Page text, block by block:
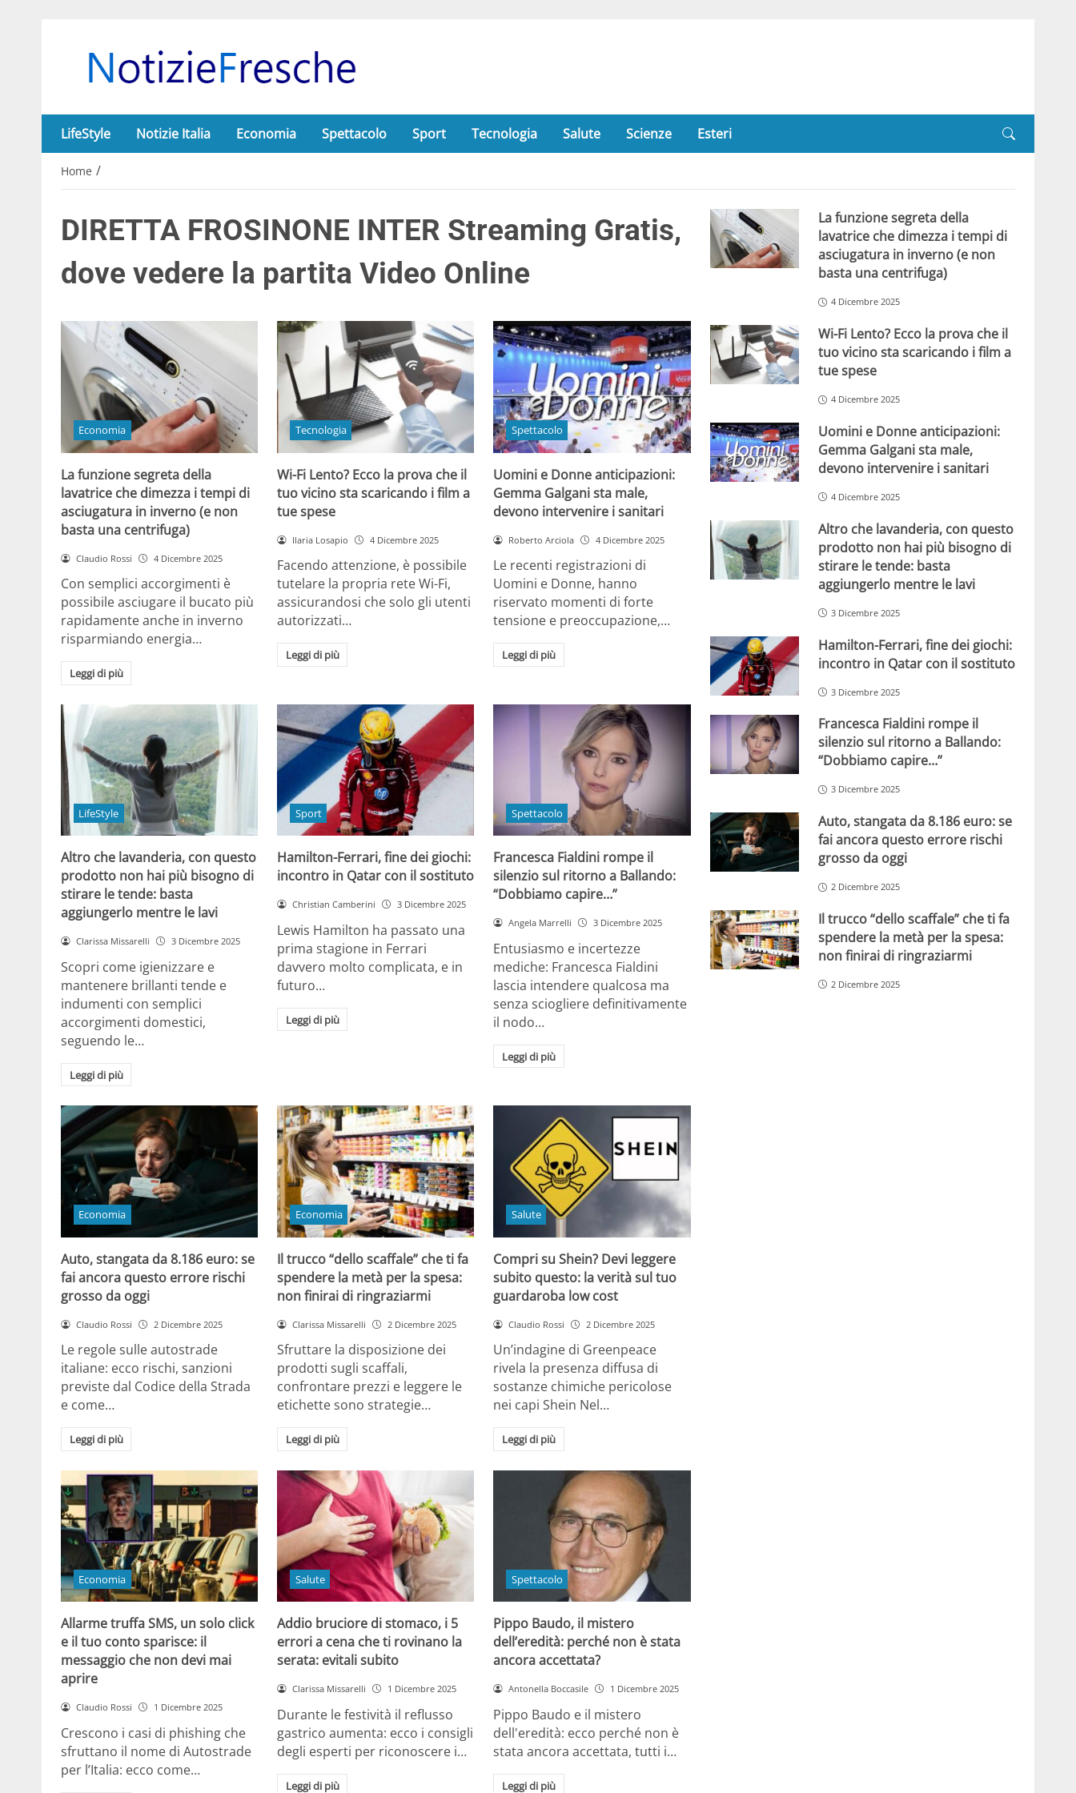
LifeStyle Notizie Italia Economia Spettacolo Sport Tecnologia Salute Scienze Esteri
Home /
DIRETTA FROSINONE INTER Streaming Gratis,
dove vedere la partita Video Online
Economia
La funzione segreta della
lavatrice che dimezza i tempi di
asciugatura in inverno (e non
basta una centrifuga)
Claudio Rossi 4 Dicembre 2025
Con semplici accorgimenti è
possibile asciugare il bucato più
rapidamente anche in inverno
risparmiando energia…
Leggi di più
Tecnologia
Wi-Fi Lento? Ecco la prova che il
tuo vicino sta scaricando i film a
tue spese
Ilaria Losapio 4 Dicembre 2025
Facendo attenzione, è possibile
tutelare la propria rete Wi-Fi,
assicurandosi che solo gli utenti
autorizzati…
Leggi di più
Spettacolo
Uomini e Donne anticipazioni:
Gemma Galgani sta male,
devono intervenire i sanitari
Roberto Arciola 4 Dicembre 2025
Le recenti registrazioni di
Uomini e Donne, hanno
riservato momenti di forte
tensione e preoccupazione,…
Leggi di più
LifeStyle
Altro che lavanderia, con questo
prodotto non hai più bisogno di
stirare le tende: basta
aggiungerlo mentre le lavi
Clarissa Missarelli 3 Dicembre 2025
Scopri come igienizzare e
mantenere brillanti tende e
indumenti con semplici
accorgimenti domestici,
seguendo le…
Leggi di più
Sport
Hamilton-Ferrari, fine dei giochi:
incontro in Qatar con il sostituto
Christian Camberini 3 Dicembre 2025
Lewis Hamilton ha passato una
prima stagione in Ferrari
davvero molto complicata, e in
futuro…
Leggi di più
Spettacolo
Francesca Fialdini rompe il
silenzio sul ritorno a Ballando:
“Dobbiamo capire…”
Angela Marrelli 3 Dicembre 2025
Entusiasmo e incertezze
mediche: Francesca Fialdini
lascia intendere qualcosa ma
senza sciogliere definitivamente
il nodo…
Leggi di più
Economia
Auto, stangata da 8.186 euro: se
fai ancora questo errore rischi
grosso da oggi
Claudio Rossi 2 Dicembre 2025
Le regole sulle autostrade
italiane: ecco rischi, sanzioni
previste dal Codice della Strada
e come…
Leggi di più
Economia
Il trucco “dello scaffale” che ti fa
spendere la metà per la spesa:
non finirai di ringraziarmi
Clarissa Missarelli 2 Dicembre 2025
Sfruttare la disposizione dei
prodotti sugli scaffali,
confrontare prezzi e leggere le
etichette sono strategie…
Leggi di più
Salute
Compri su Shein? Devi leggere
subito questo: la verità sul tuo
guardaroba low cost
Claudio Rossi 2 Dicembre 2025
Un’indagine di Greenpeace
rivela la presenza diffusa di
sostanze chimiche pericolose
nei capi Shein Nel…
Leggi di più
Economia
Allarme truffa SMS, un solo click
e il tuo conto sparisce: il
messaggio che non devi mai
aprire
Claudio Rossi 1 Dicembre 2025
Crescono i casi di phishing che
sfruttano il nome di Autostrade
per l’Italia: ecco come…
Salute
Addio bruciore di stomaco, i 5
errori a cena che ti rovinano la
serata: evitali subito
Clarissa Missarelli 1 Dicembre 2025
Durante le festività il reflusso
gastrico aumenta: ecco i consigli
degli esperti per riconoscere i…
Leggi di più
Spettacolo
Pippo Baudo, il mistero
dell’eredità: perché non è stata
ancora accettata?
Antonella Boccasile 1 Dicembre 2025
Pippo Baudo e il mistero
dell'eredità: ecco perché non è
stata ancora accettata, tutti i…
Leggi di più
La funzione segreta della
lavatrice che dimezza i tempi di
asciugatura in inverno (e non
basta una centrifuga)
4 Dicembre 2025
Wi-Fi Lento? Ecco la prova che il
tuo vicino sta scaricando i film a
tue spese
4 Dicembre 2025
Uomini e Donne anticipazioni:
Gemma Galgani sta male,
devono intervenire i sanitari
4 Dicembre 2025
Altro che lavanderia, con questo
prodotto non hai più bisogno di
stirare le tende: basta
aggiungerlo mentre le lavi
3 Dicembre 2025
Hamilton-Ferrari, fine dei giochi:
incontro in Qatar con il sostituto
3 Dicembre 2025
Francesca Fialdini rompe il
silenzio sul ritorno a Ballando:
“Dobbiamo capire…”
3 Dicembre 2025
Auto, stangata da 8.186 euro: se
fai ancora questo errore rischi
grosso da oggi
2 Dicembre 2025
Il trucco “dello scaffale” che ti fa
spendere la metà per la spesa:
non finirai di ringraziarmi
2 Dicembre 2025